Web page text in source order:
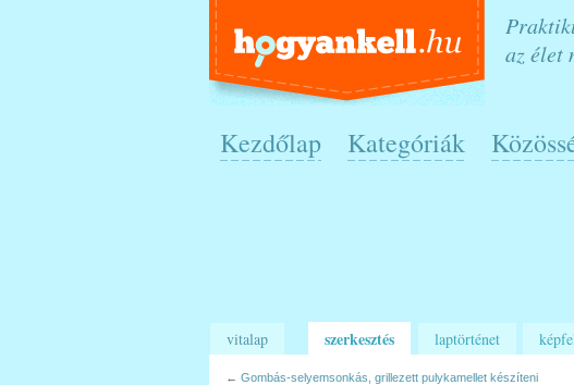
az élet
Kezdőlap Kategóriák
vitalap szerkesztés laptörténet
← Gombás-selyemsonkás, grillezett pulykamellet készíteni